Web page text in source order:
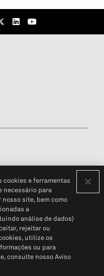
do cliente (em inglês)
© 2026 S&P Global
cookies e ferramentas
necessário para
site, bem como
a
análise de dados)
rejeitar ou
utilize os
ou para
consulte nosso Aviso